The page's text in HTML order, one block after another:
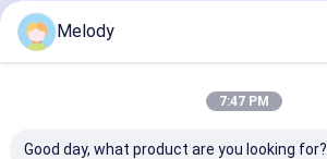
हाइड्रोलिक ब्रेकर हैमर चिसील
उत्खनन मशीन के अंडरवियर पार्ट्स
Melody
7:47 PM
Good day, what product are you looking for?